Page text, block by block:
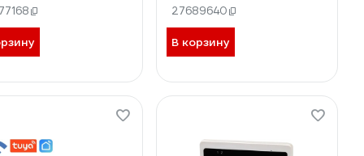
4221
night fhd wifi kit 4230
27689640
В корзину